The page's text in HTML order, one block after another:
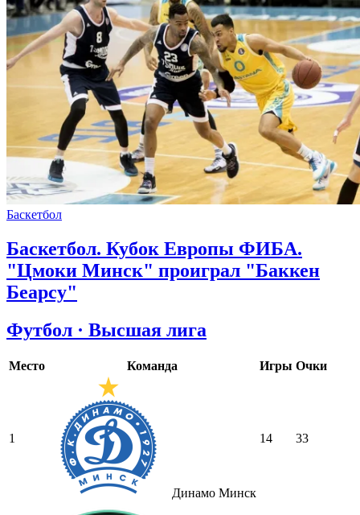
Баскетбол
Баскетбол. Кубок Европы ФИБА.
"Цмоки Минск" проиграл "Баккен
Беарсу"
Футбол · Высшая лига
Место Команда Игры Очки
1
Динамо Минск
14 33